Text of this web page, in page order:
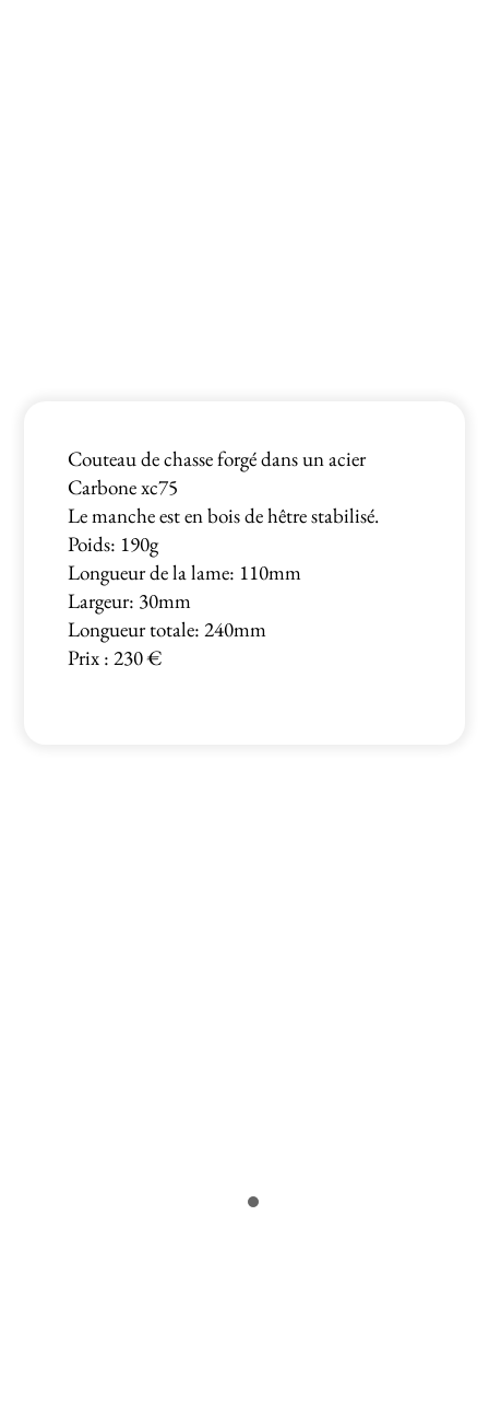
Couteau de chasse forgé dans un acier
Carbone xc75
Le manche est en bois de hêtre stabilisé.
Poids: 190g
Longueur de la lame: 110mm
Largeur: 30mm
Longueur totale: 240mm
Prix : 230 €